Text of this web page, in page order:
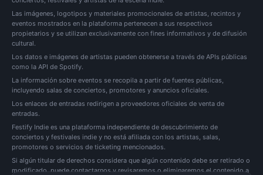
Las imágenes, logotipos y materiales promocionales de artistas, recintos y
eventos mostrados en la plataforma pertenecen a sus respectivos
propietarios y se utilizan exclusivamente con fines informativos y de difusión
cultural.
Los datos e imágenes de artistas pueden obtenerse a través de APIs públicas
como la API de Spotify.
La información sobre eventos se recopila a partir de fuentes públicas,
incluyendo salas de conciertos, promotores y anuncios oficiales.
Los enlaces de entradas redirigen a proveedores oficiales de venta de
entradas.
Festify Indie es una plataforma independiente de descubrimiento de
conciertos y festivales indie y no está afiliada con los artistas, salas,
promotores o servicios de ticketing mencionados.
Si algún titular de derechos considera que algún contenido debe ser retirado o
modificado, puede contactarnos y revisaremos o eliminaremos el contenido a